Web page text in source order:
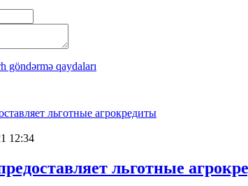
göndərmə qaydaları
12:34
льготные